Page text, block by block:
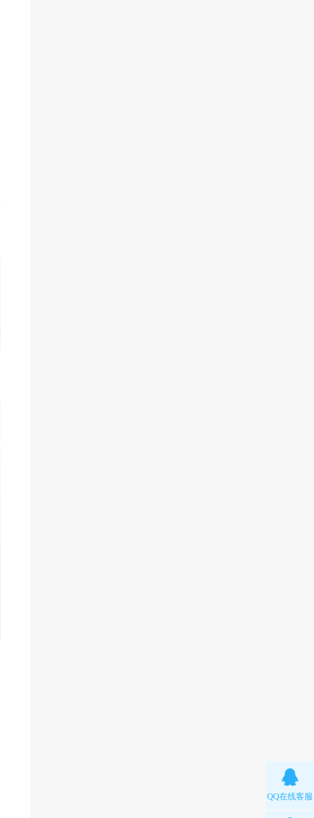
QQ在线客服